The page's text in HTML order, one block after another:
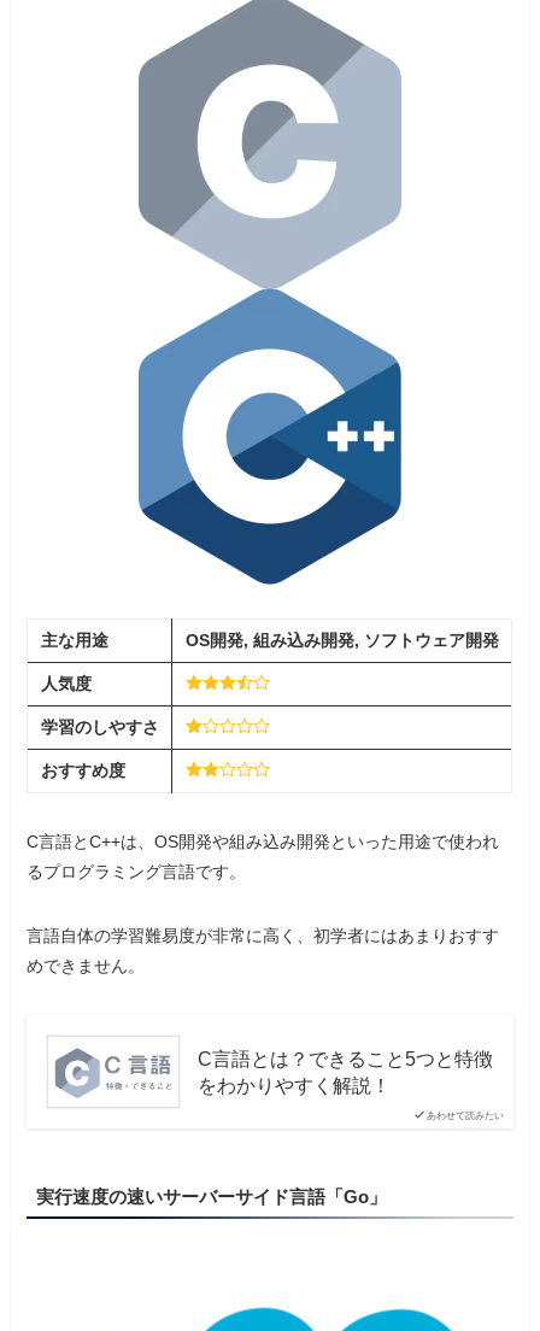
主な用途 OS開発, 組み込み開発, ソフトウェア開発
人気度
学習のしやすさ
おすすめ度
C言語とC++は、OS開発や組み込み開発といった用途で使われ
るプログラミング言語です。
言語自体の学習難易度が非常に高く、初学者にはあまりおすす
めできません。
あわせて読みたい
C言語とは？できること5つと特徴
をわかりやすく解説！
実行速度の速いサーバーサイド言語「Go」